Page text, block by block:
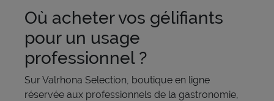
Où acheter vos gélifiants
pour un usage
professionnel ?
Sur Valrhona Selection, boutique en ligne
réservée aux professionnels de la gastronomie,